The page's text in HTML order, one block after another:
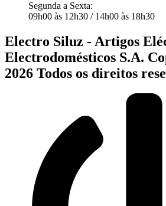
Segunda a Sexta:
09h00 às 12h30 / 14h00 às 18h30
Electro Siluz - Artigos
Electrodomésticos S.A.
2026 Todos os direitos